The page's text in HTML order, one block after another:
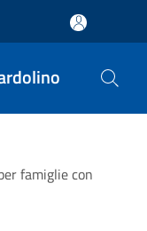
famiglie con